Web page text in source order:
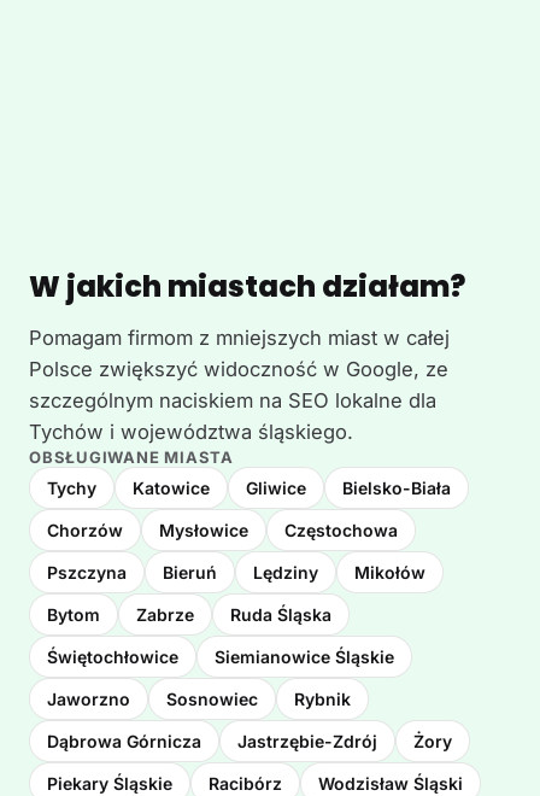
W jakich miastach działam?
Pomagam firmom z mniejszych miast w całej
Polsce zwiększyć widoczność w Google, ze
szczególnym naciskiem na SEO lokalne dla
Tychów i województwa śląskiego.
OBSŁUGIWANE MIASTA
Tychy Katowice Gliwice Bielsko-Biała
Chorzów Mysłowice Częstochowa
Pszczyna Bieruń Lędziny Mikołów
Bytom Zabrze Ruda Śląska
Świętochłowice Siemianowice Śląskie
Jaworzno Sosnowiec Rybnik
Dąbrowa Górnicza Jastrzębie-Zdrój Żory
Piekary Śląskie Racibórz Wodzisław Śląski